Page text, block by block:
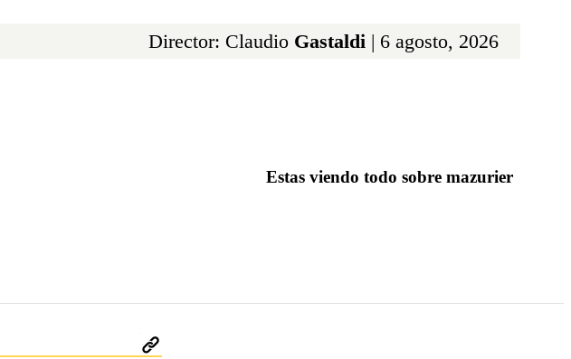
Director: Claudio Gastaldi | 6 agosto, 2026
Estas viendo todo sobre mazurier